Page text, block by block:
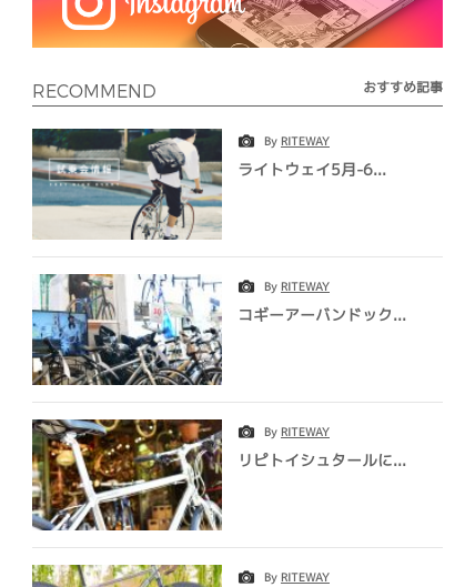
RECOMMEND おすすめ記事
By RITEWAY
ライトウェイ5月-6...
By RITEWAY
コギーアーバンドック...
By RITEWAY
リピトイシュタールに...
By RITEWAY